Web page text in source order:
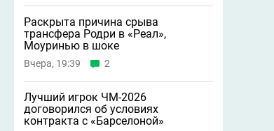
Раскрыта причина срыва
трансфера Родри в «Реал»,
Моуринью в шоке
Вчера, 19:39 2
Лучший игрок ЧМ-2026
договорился об условиях
контракта с «Барселоной»